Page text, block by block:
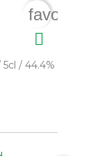

/ 44.4%